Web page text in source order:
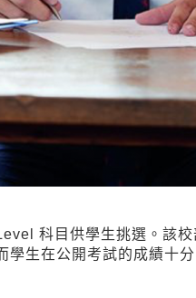
科目供學生挑選。該
學生在公開考試的成績十